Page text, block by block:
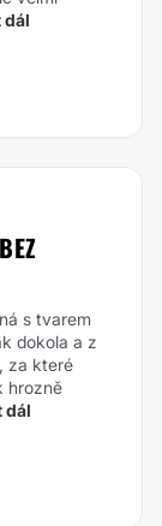
dál
s tvarem
dokola a z
za které
hrozně
dál